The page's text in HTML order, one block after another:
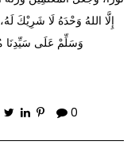
إِلَّا اللهُ وَحْدَهُ لَا شَرِيْكَ
وَسَلِّمْ عَلَى سَيِّدِنَا
0